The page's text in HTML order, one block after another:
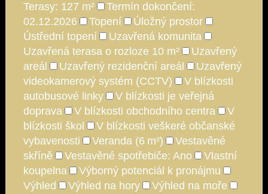
Terasy: 127 m²
Termín dokončení:
02.12.2026
Topení
Úložný prostor
Ústřední topení
Uzavřená komunita
Uzavřená terasa o rozloze 10 m²
Uzavřený
areál
Uzavřený rezidenční areál
Uzavřený
videokamerový systém (CCTV)
V blízkosti
autobusové linky
V blízkosti je veřejná
doprava
V blízkosti obchodního centra
V
blízkosti škol
V blízkosti veškeré občanské
vybavenosti
Veranda (6 m²)
Vestavěné
skříně
Vestavěné spotřebiče: Ano
Vlastní
koupelna
Výborný potenciál k pronájmu
Výhled
Výhled na hory
Výhled na moře